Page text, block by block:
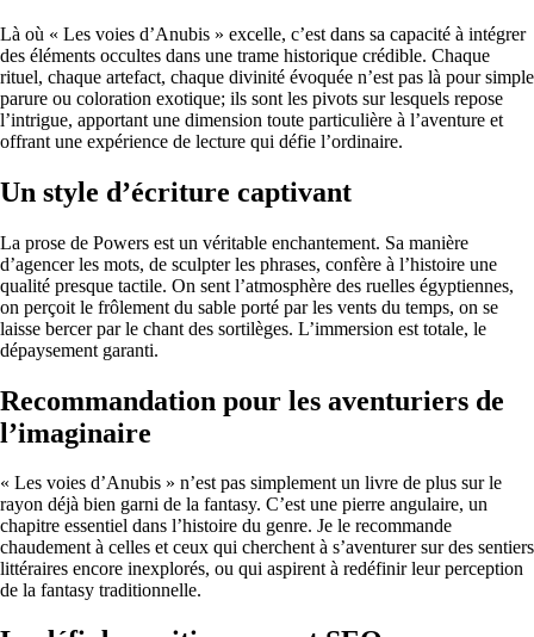
Là où « Les voies d’Anubis » excelle, c’est dans sa capacité à intégrer
des éléments occultes dans une trame historique crédible. Chaque
rituel, chaque artefact, chaque divinité évoquée n’est pas là pour simple
parure ou coloration exotique; ils sont les pivots sur lesquels repose
l’intrigue, apportant une dimension toute particulière à l’aventure et
offrant une expérience de lecture qui défie l’ordinaire.
Un style d’écriture captivant
La prose de Powers est un véritable enchantement. Sa manière
d’agencer les mots, de sculpter les phrases, confère à l’histoire une
qualité presque tactile. On sent l’atmosphère des ruelles égyptiennes,
on perçoit le frôlement du sable porté par les vents du temps, on se
laisse bercer par le chant des sortilèges. L’immersion est totale, le
dépaysement garanti.
Recommandation pour les aventuriers de
l’imaginaire
« Les voies d’Anubis » n’est pas simplement un livre de plus sur le
rayon déjà bien garni de la fantasy. C’est une pierre angulaire, un
chapitre essentiel dans l’histoire du genre. Je le recommande
chaudement à celles et ceux qui cherchent à s’aventurer sur des sentiers
littéraires encore inexplorés, ou qui aspirent à redéfinir leur perception
de la fantasy traditionnelle.